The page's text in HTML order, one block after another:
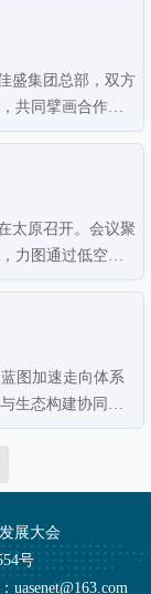
千伏联网工程
盛集团总部，双方
共同擘画合作新
宾表示热烈欢
。他表示，经过
太原召开。会议聚
力图通过低空空
济发展布局、优
。厅党组成员、
图加速走向体系
生态构建协同推
，已在长三角、
，为全国范围推
展大会
号
uasenet@163.com